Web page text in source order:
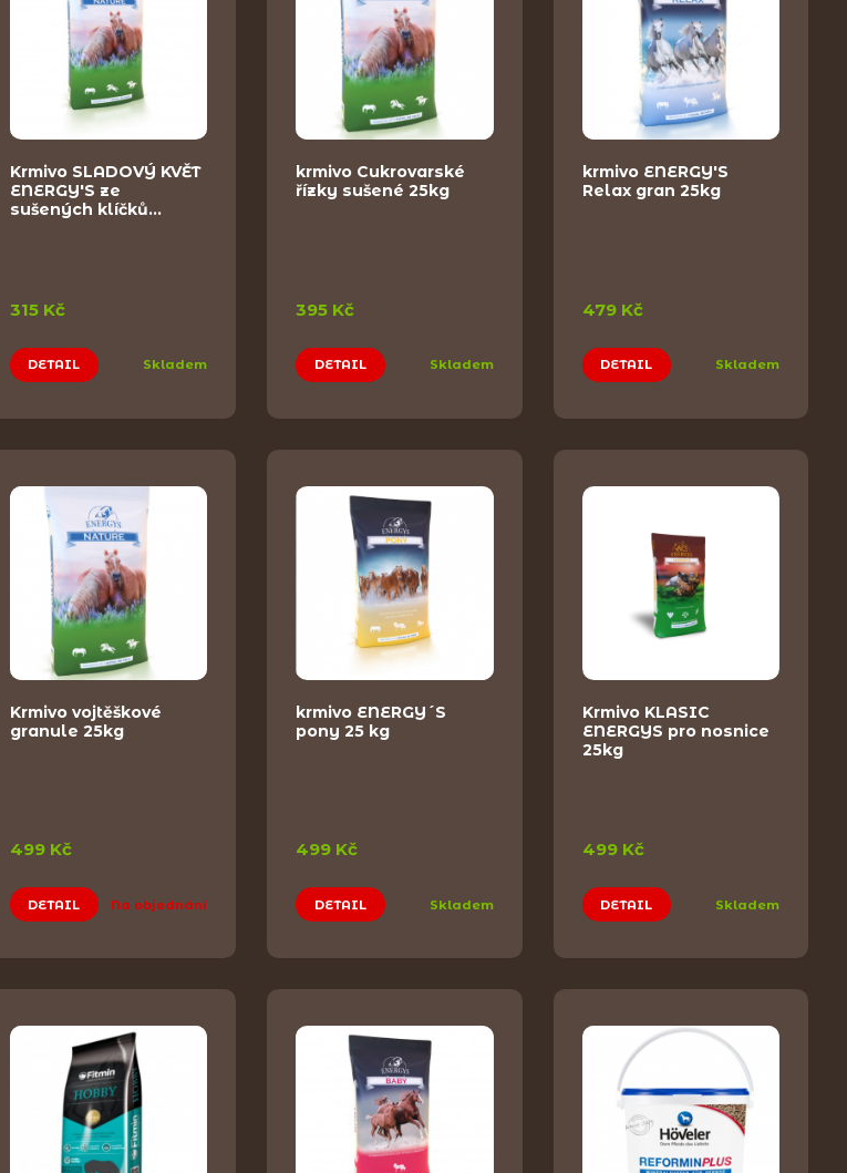
Krmivo SLADOVÝ KVĚT
ENERGY'S ze
sušených klíčků…
315 Kč
DETAIL Skladem
krmivo Cukrovarské
řízky sušené 25kg
395 Kč
DETAIL Skladem
krmivo ENERGY'S
Relax gran 25kg
479 Kč
DETAIL Skladem
Krmivo vojtěškové
granule 25kg
499 Kč
DETAIL Na objednání
krmivo ENERGY´S
pony 25 kg
499 Kč
DETAIL Skladem
Krmivo KLASIC
ENERGYS pro nosnice
25kg
499 Kč
DETAIL Skladem